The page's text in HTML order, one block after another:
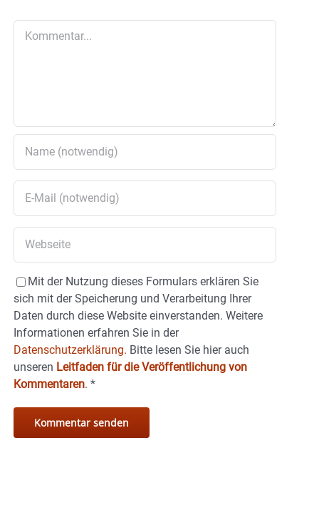
Mit der Nutzung dieses Formulars erklären Sie
sich mit der Speicherung und Verarbeitung Ihrer
Daten durch diese Website einverstanden. Weitere
Informationen erfahren Sie in der
Datenschutzerklärung. Bitte lesen Sie hier auch
unseren Leitfaden für die Veröffentlichung von
Kommentaren. *